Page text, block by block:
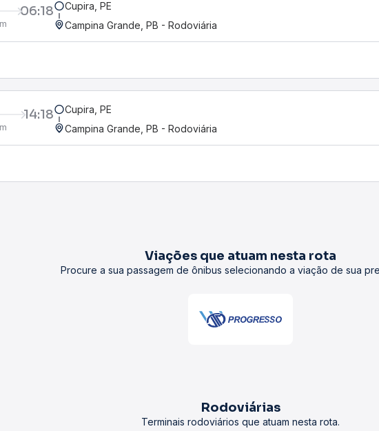
06:18
Cupira, PE
Campina Grande, PB - Rodoviária
14:18
Cupira, PE
Campina Grande, PB - Rodoviária
Viações que atuam nesta rota
Procure a sua passagem de ônibus selecionando a viação de sua
Rodoviárias
Terminais rodoviários que atuam nesta rota.